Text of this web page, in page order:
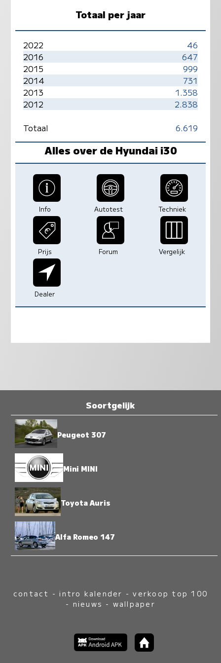
Totaal per jaar
2022
46
2016
647
2015
999
2014
731
2013
1.358
2012
2.838
Totaal
6.619
Alles over de Hyundai i30
Info Autotest Techniek
Prijs Forum Vergelijk
Dealer
Soortgelijk
Peugeot 307
Mini MINI
Toyota Auris
Alfa Romeo 147
contact -intro kalender -verkoop top 100
- nieuws - wallpaper